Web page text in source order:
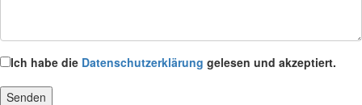
Ich habe die Datenschutzerklärung gelesen und akzeptiert.